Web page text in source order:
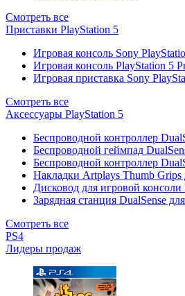
Смотреть все
Приставки PlayStation 5
Игровая консоль Sony
Игровая консоль PlayStation 5
Игровая приставка Sony
Смотреть все
Аксессуары PlayStation 5
Беспроводной контроллер
Беспроводной геймпад
Беспроводной контроллер
Накладки Artplays Thumb Grips
Дисковод для игровой
Зарядная станция DualSense
Смотреть все
PS4
Лидеры продаж